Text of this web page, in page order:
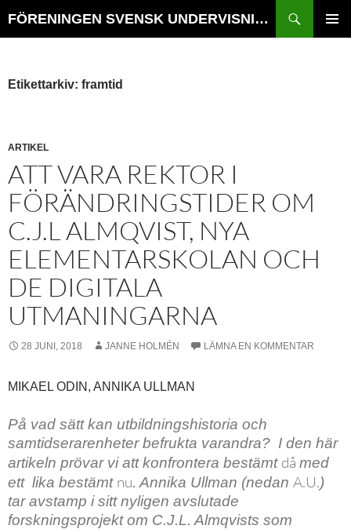
till
FÖRENINGEN SVENSK UNDERVISNINGSHISTORIA // TIDSKRIFTEN VÄGVAL i SKOLANS HISTORIA
Etikettarkiv: framtid
ARTIKEL
ATT VARA REKTOR I
FÖRÄNDRINGSTIDER OM
C.J.L ALMQVIST, NYA
ELEMENTARSKOLAN OCH
DE DIGITALA
UTMANINGARNA
28 JUNI, 2018 JANNE HOLMÉN LÄMNA EN KOMMENTAR
MIKAEL ODIN, ANNIKA ULLMAN
På vad sätt kan utbildningshistoria och
samtidserarenheter befrukta varandra? I den här
artikeln prövar vi att konfrontera bestämt då med
ett lika bestämt nu. Annika Ullman (nedan A.U.)
tar avstamp i sitt nyligen avslutade
forskningsprojekt om C.J.L. Almqvists som